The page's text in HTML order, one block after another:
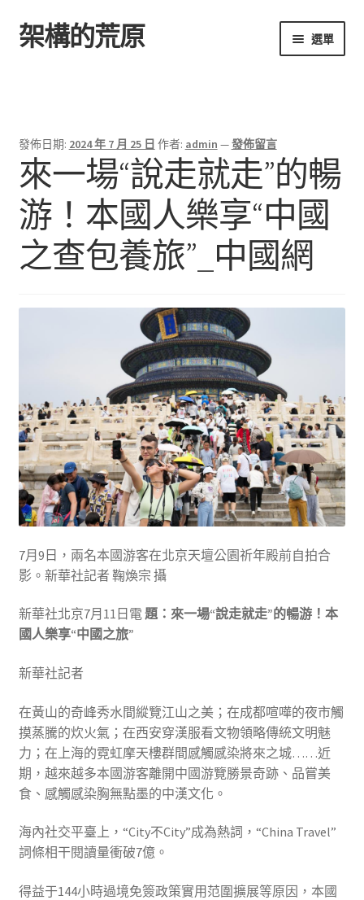
跳
至
跳
至
架構的荒原 選單
發佈日期: 2024 年 7 月 25 日 作者: admin —發佈留言
來一場“說走就走”的暢
游！本國人樂享“中國
之查包養旅”_中國網
7月9日，兩名本國游客在北京天壇公園祈年殿前自拍合
影。新華社記者 鞠煥宗 攝
新華社北京7月11日電題：來一場“說走就走”的暢游！本
國人樂享“中國之旅”
新華社記者
在黃山的奇峰秀水間縱覽江山之美；在成都喧嘩的夜市觸
摸蒸騰的炊火氣；在西安穿漢服看文物領略傳統文明魅
力；在上海的霓虹摩天樓群間感觸感染將來之城……近
期，越來越多本國游客離開中國游覽勝景奇跡、品嘗美
食、感觸感染胸無點墨的中漢文化。
海內社交平臺上，“City不City”成為熱詞，“China Travel”
詞條相干閱讀量衝破7億。
得益于144小時過境免簽政策實用范圍擴展等原因，本國